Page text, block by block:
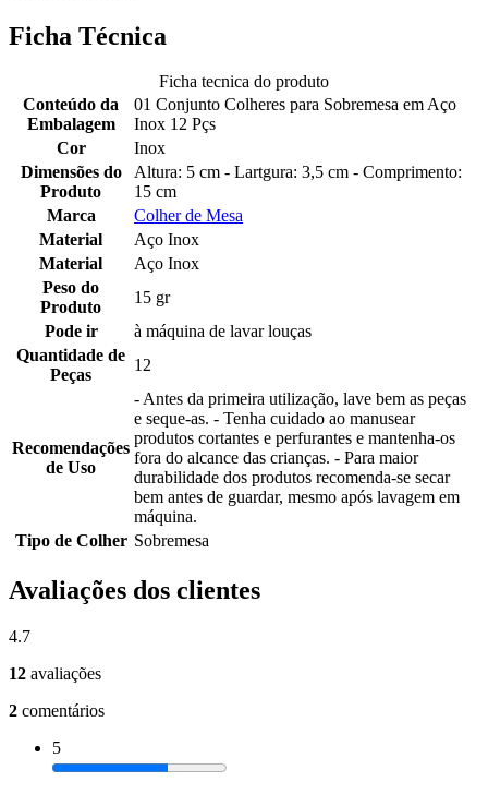
Ficha Técnica
Ficha tecnica do produto
Conteúdo da
Embalagem
01 Conjunto Colheres para Sobremesa em Aço
Inox 12 Pçs
Cor
Inox
Dimensões do
Produto
Altura: 5 cm - Lartgura: 3,5 cm - Comprimento:
15 cm
Marca
Colher de Mesa
Material
Aço Inox
Material
Aço Inox
Peso do
Produto
15 gr
Pode ir
à máquina de lavar louças
Quantidade de
Peças
12
Recomendações
de Uso
- Antes da primeira utilização, lave bem as peças
e seque-as. - Tenha cuidado ao manusear
produtos cortantes e perfurantes e mantenha-os
fora do alcance das crianças. - Para maior
durabilidade dos produtos recomenda-se secar
bem antes de guardar, mesmo após lavagem em
máquina.
Tipo de Colher Sobremesa
Avaliações dos clientes
4.7
12 avaliações
2 comentários
5